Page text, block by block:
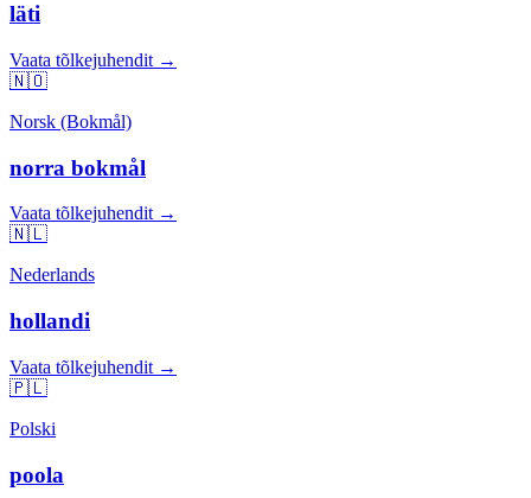
läti
Vaata tõlkejuhendit →
🇳🇴
Norsk (Bokmål)
norra bokmål
Vaata tõlkejuhendit →
🇳🇱
Nederlands
hollandi
Vaata tõlkejuhendit →
🇵🇱
Polski
poola